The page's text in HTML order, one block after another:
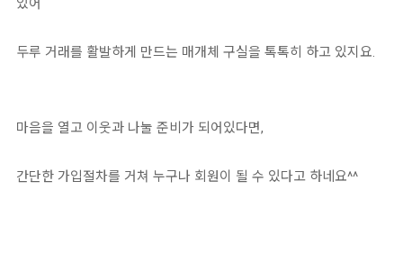
두루 거래를 활발하게 만드는 매개체 구실을 톡톡히 하고 있지요.
마음을 열고 이웃과 나눌 준비가 되어있다면,
간단한 가입절차를 거쳐 누구나 회원이 될 수 있다고 하네요^^